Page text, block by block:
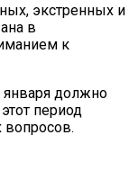
экстренных и
в
к
января должно
период